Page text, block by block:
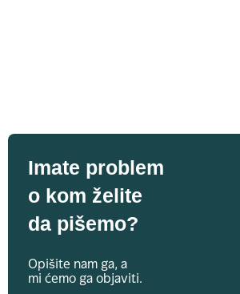
Imate problem
o kom želite
da pišemo?
Opišite nam ga, a
mi ćemo ga objaviti.